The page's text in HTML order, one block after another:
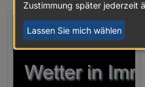
Zustimmung später jederzeit
Lassen Sie mich wählen